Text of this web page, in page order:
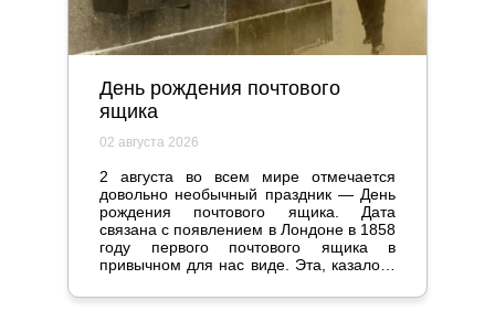
День рождения почтового
ящика
02 августа 2026
2 августа во всем мире отмечается
довольно необычный праздник — День
рождения почтового ящика. Дата
связана с появлением в Лондоне в 1858
году первого почтового ящика в
привычном для нас виде. Эта, казалось
и серьезно повлияла на жизнь